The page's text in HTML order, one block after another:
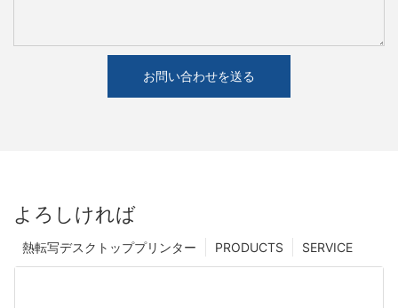
お問い合わせを送る
よろしければ
SERVICE
PRODUCTS
熱転写デスクトッププリンター